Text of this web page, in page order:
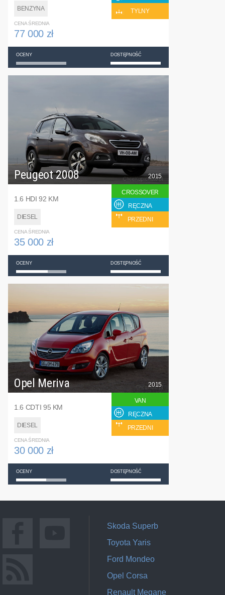
BENZYNA
TYLNY
CENA ŚREDNIA
77 000 zł
OCENY DOSTĘPNOŚĆ
Peugeot 2008
1.6 HDI 92 KM
DIESEL
2015
CROSSOVER
RĘCZNA
PRZEDNI
CENA ŚREDNIA
35 000 zł
OCENY DOSTĘPNOŚĆ
Opel Meriva
1.6 CDTI 95 KM
DIESEL
2015
VAN
RĘCZNA
PRZEDNI
CENA ŚREDNIA
30 000 zł
OCENY DOSTĘPNOŚĆ
Skoda Superb
Toyota Yaris
Ford Mondeo
Opel Corsa
Renault Megane